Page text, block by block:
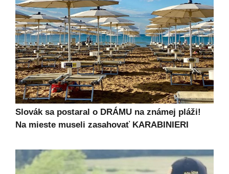
Slovák sa postaral o DRÁMU na známej pláži!
Na mieste museli zasahovať KARABINIERI